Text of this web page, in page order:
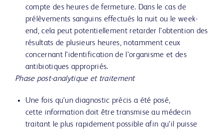
compte des heures de fermeture. Dans le cas de
prélèvements sanguins effectués la nuit ou le week-
end, cela peut potentiellement retarder l’obtention des
résultats de plusieurs heures, notamment ceux
concernant l’identification de l’organisme et des
antibiotiques appropriés.
Phase post-analytique et traitement
Une fois qu’un diagnostic précis a été posé,
cette information doit être transmise au médecin
traitant le plus rapidement possible afin qu’il puisse